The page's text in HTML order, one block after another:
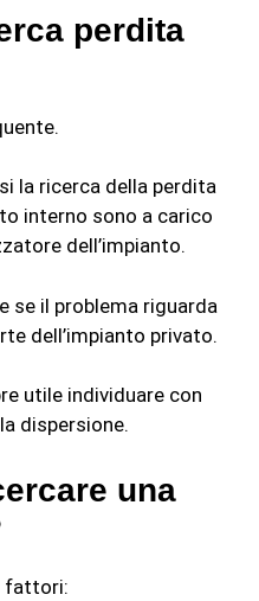
perdita
la ricerca della perdita
interno sono a carico
dell’impianto.
se il problema riguarda
dell’impianto privato.
utile individuare con
dispersione.
una
fattori: